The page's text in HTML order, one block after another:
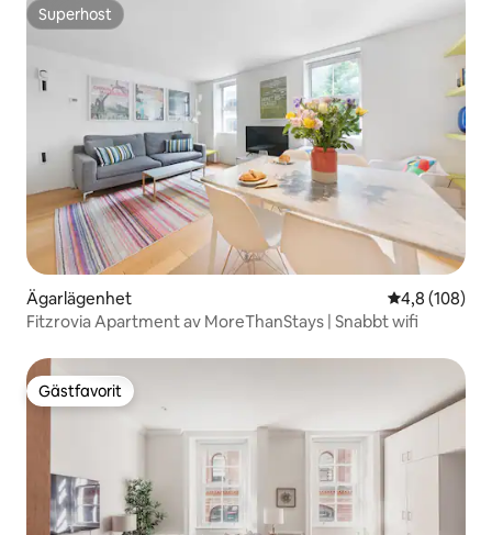
Superhost
Superhost
Ägarlägenhet 4,8 av 5 i
4,8 (108)
Fitzrovia Apartment av MoreThanStays | Snabbt wifi
Gästfavorit
Gästfavorit